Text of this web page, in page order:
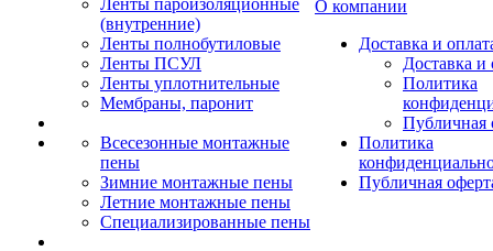
Ленты пароизоляционные
(внутренние)
Ленты полнобутиловые
Ленты ПСУЛ
Ленты уплотнительные
Мембраны, паронит
Всесезонные монтажные
пены
Зимние монтажные пены
Летние монтажные пены
Специализированные пены
О компании
Доставка и
Доставка и
Политика
Публичная
Политика
Публичная